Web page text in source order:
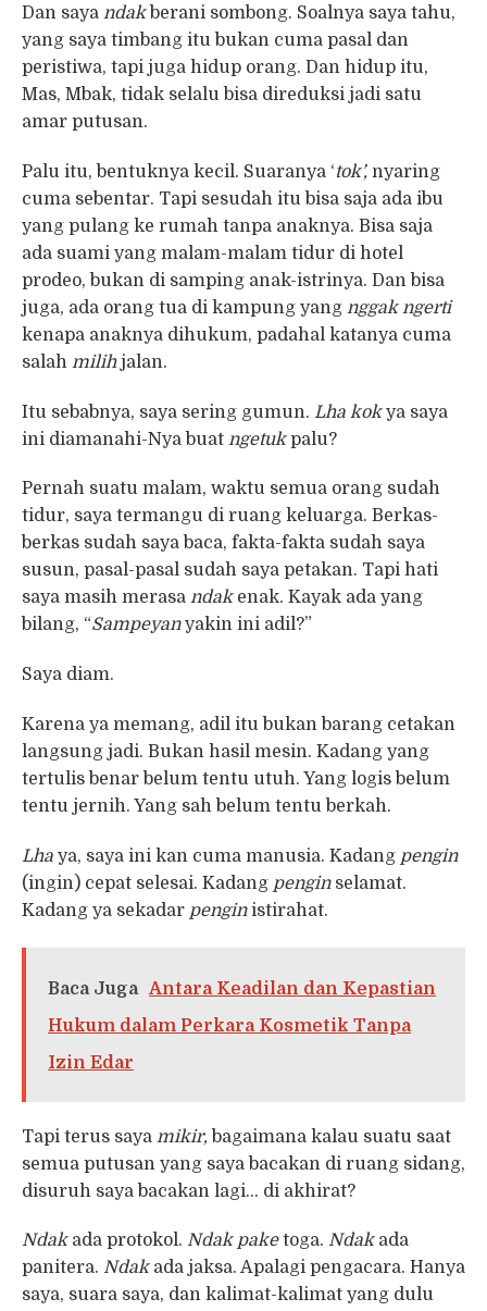
Dan saya ndakberani sombong. Soalnya saya tahu,
yang saya timbang itu bukan cuma pasal dan
peristiwa, tapi juga hidup orang. Dan hidup itu,
Mas, Mbak, tidak selalu bisa direduksi jadi satu
amar putusan.
Palu itu, bentuknya kecil. Suaranya ‘tok’, nyaring
cuma sebentar. Tapi sesudah itu bisa saja ada ibu
yang pulang ke rumah tanpa anaknya. Bisa saja
ada suami yang malam-malam tidur di hotel
prodeo, bukan di samping anak-istrinya. Dan bisa
juga, ada orang tua di kampung yang nggak ngerti
kenapa anaknya dihukum, padahal katanya cuma
salah milihjalan.
Itu sebabnya, saya sering gumun. Lha kokya saya
ini diamanahi-Nya buat ngetukpalu?
Pernah suatu malam, waktu semua orang sudah
tidur, saya termangu di ruang keluarga. Berkas-
berkas sudah saya baca, fakta-fakta sudah saya
susun, pasal-pasal sudah saya petakan. Tapi hati
saya masih merasa ndakenak. Kayak ada yang
bilang, “Sampeyanyakin ini adil?”
Saya diam.
Karena ya memang, adil itu bukan barang cetakan
langsung jadi. Bukan hasil mesin. Kadang yang
tertulis benar belum tentu utuh. Yang logis belum
tentu jernih. Yang sah belum tentu berkah.
Lha ya, saya ini kan cuma manusia. Kadang pengin
(ingin) cepat selesai. Kadang penginselamat.
Kadang ya sekadar penginistirahat.
Baca Juga Antara Keadilan dan Kepastian
Hukum dalam Perkara Kosmetik Tanpa
Izin Edar
Tapi terus saya mikir, bagaimana kalau suatu saat
semua putusan yang saya bacakan di ruang sidang,
disuruh saya bacakan lagi… di akhirat?
Ndakada protokol. Ndak paketoga. Ndakada
panitera. Ndak ada jaksa. Apalagi pengacara. Hanya
saya, suara saya, dan kalimat-kalimat yang dulu